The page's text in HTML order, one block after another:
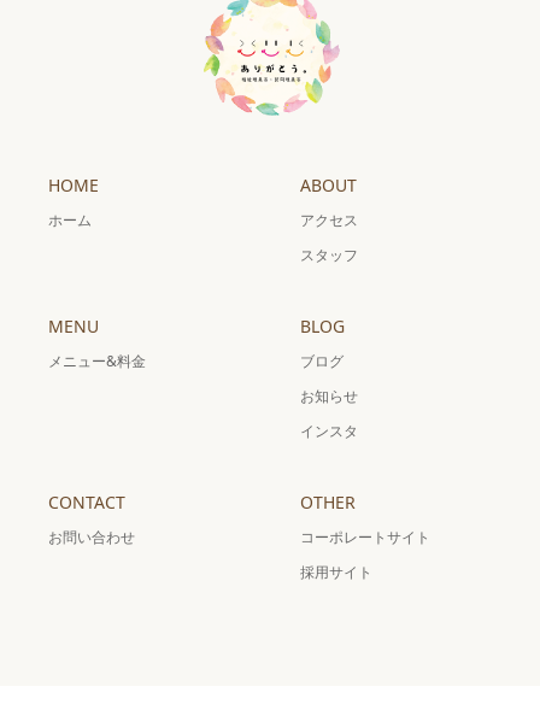
HOME
ホーム
ABOUT
アクセス
スタッフ
MENU
メニュー&料金
BLOG
ブログ
お知らせ
インスタ
CONTACT
お問い合わせ
OTHER
コーポレートサイト
採用サイト